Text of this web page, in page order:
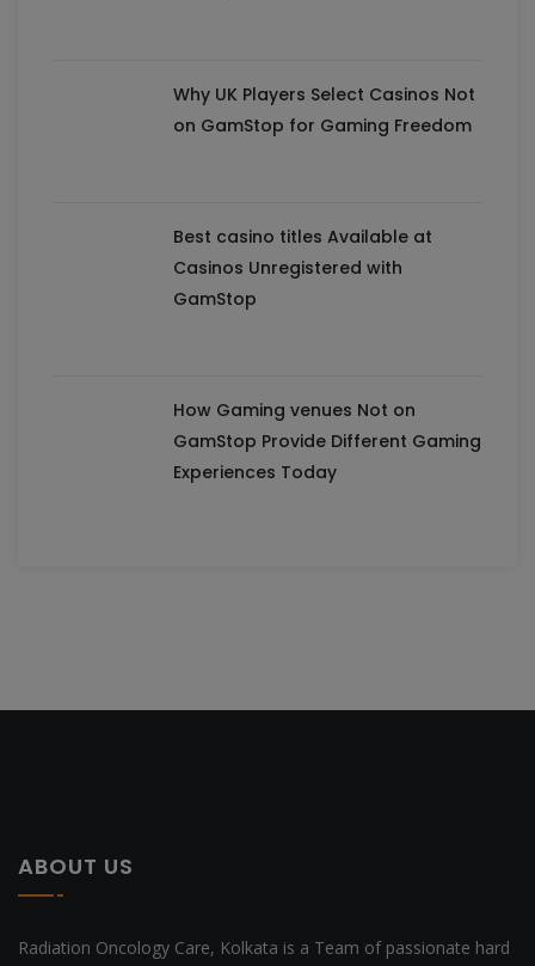
Why UK Players Select Casinos Not
on GamStop for Gaming Freedom
Best casino titles Available at
Casinos Unregistered with
GamStop
How Gaming venues Not on
GamStop Provide Different Gaming
Experiences Today
ABOUT US
Radiation Oncology Care, Kolkata is a Team of passionate hard